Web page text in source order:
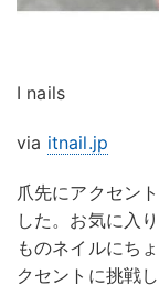
I nails
via itnail.jp
爪先にアクセン
した。お気に入
ものネイルにち
クセントに挑戦